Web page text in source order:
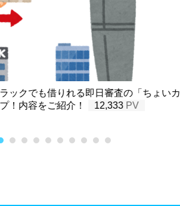
ックでも借りれる即日審査の「ちょいカ
！内容をご紹介！
12,333